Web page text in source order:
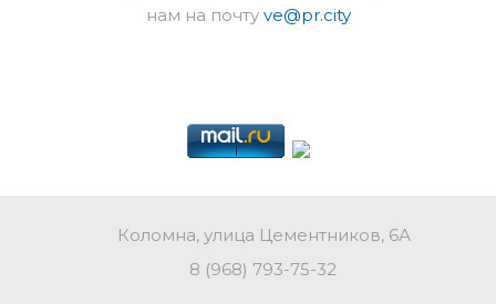
нам на почту ve@pr.city
Коломна, улица Цементников, 6А
8 (968) 793-75-32